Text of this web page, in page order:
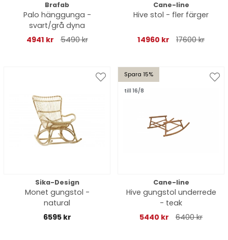
Brafab
Palo hänggunga -
svart/grå dyna
4941 kr
5490 kr
Cane-line
Hive stol - fler färger
14960 kr 17600 kr
Sika-Design
Monet gungstol -
natural
6595 kr
Spara 15%
till 16/8
Cane-line
Hive gungstol underrede
- teak
5440 kr
6400 kr